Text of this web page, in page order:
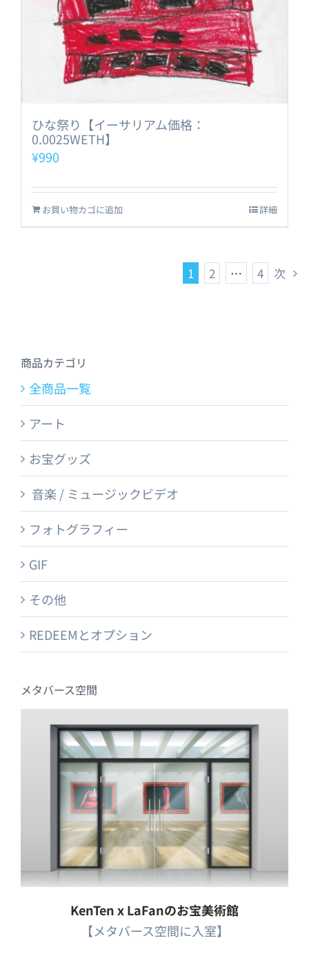
ひな祭り【イーサリアム価格：
0.0025WETH】
¥990
お買い物カゴに追加 詳細
1 2 … 4 次
商品カテゴリ
全商品一覧
アート
お宝グッズ
音楽 / ミュージックビデオ
フォトグラフィー
GIF
その他
REDEEMとオプション
メタバース空間
KenTen x LaFanのお宝美術館
【メタバース空間に入室】